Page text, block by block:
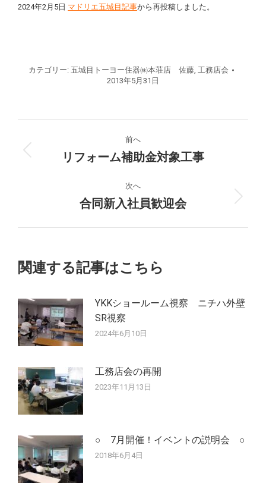
2024年2月5日 マドリエ五城目記事から再投稿しました。
カテゴリー: 五城目トーヨー住器㈱本荘店 佐藤 工務店会
2013年5月31日
稿
ゲ
ー
ョ
ン
前へ
前
投
稿:
リフォーム補助金対象工事
次へ
次
合同新入社員歓迎会
関連する記事はこちら
YKKショールーム視察 ニチハ外壁
SR視察
2024年6月10日
工務店会の再開
2023年11月13日
○ 7月開催！イベントの説明会 ○
2018年6月4日